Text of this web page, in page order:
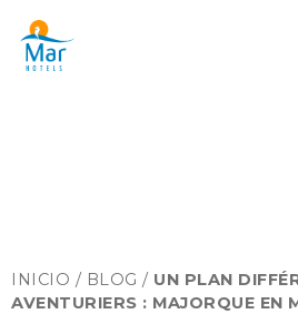
INICIO / BLOG / UN PLAN
AVENTURIERS : MAJORQUE EN